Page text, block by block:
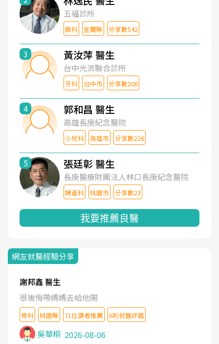
五福診所
眼科 宜蘭縣 分享數542
3 黃汝萍 醫生
台中光流聯合診所
牙科 台中市 分享數208
4 郭和昌 醫生
高雄長庚紀念醫院
小兒科 高雄市 分享數226
5 張廷彰 醫生
長庚醫療財團法人林口長庚紀念醫院
婦產科 桃園市 分享數23
我要推薦良醫
網友就醫經驗分享
謝邦鑫 醫生
很後悔帶媽媽去給他開
骨科 桃園縣 71位讀者推薦 6則就醫評鑑
吳華桐 2026-08-06